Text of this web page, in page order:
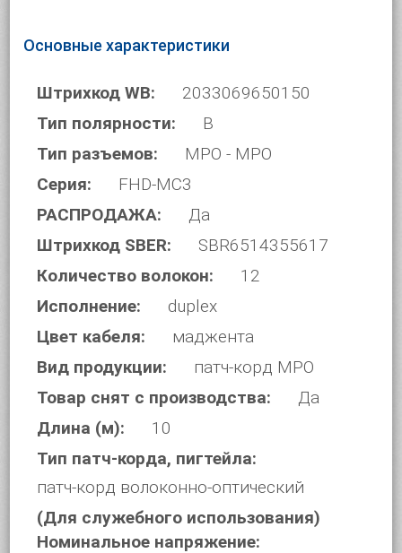
Основные характеристики
Штрихкод WB:
2033069650150
Тип полярности:
B
Тип разъемов:
MPO - MPO
Серия:
FHD-MC3
РАСПРОДАЖА:
Да
Штрихкод SBER:
SBR6514355617
Количество волокон:
12
Исполнение:
duplex
Цвет кабеля:
маджента
Вид продукции:
патч-корд MPO
Товар снят с производства:
Да
Длина (м):
10
Тип патч-корда, пигтейла:
патч-корд волоконно-оптический
(Для служебного использования)
Номинальное напряжение: